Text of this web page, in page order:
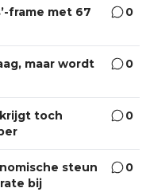
frame met 67
0
maar wordt
0
toch
0
steun
bij
0